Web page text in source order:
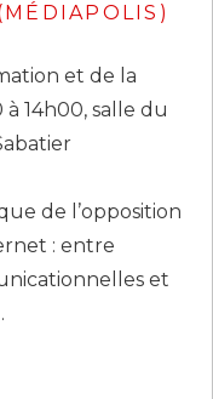
et de la
14h00, salle du
de l’opposition
: entre
et